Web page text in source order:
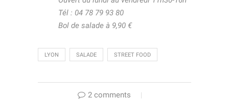
Tél : 04 78 79 93 80
Bol de salade à 9,90 €
LYON SALADE STREET FOOD
2 comments